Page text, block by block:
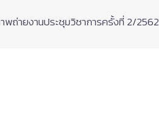
พถ่ายงานประชุมวิชาการครั้งที่ 2/2562